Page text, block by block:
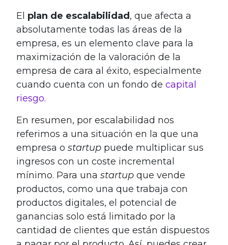
El plan de escalabilidad , que afecta a
absolutamente todas las áreas de la
empresa, es un elemento clave para la
maximización de la valoración de la
empresa de cara al éxito, especialmente
cuando cuenta con un fondo de capital
riesgo.
En resumen, por escalabilidad nos
referimos a una situación en la que una
empresa o startup puede multiplicar sus
ingresos con un coste incremental
mínimo. Para una startup que vende
productos, como una que trabaja con
productos digitales, el potencial de
ganancias solo está limitado por la
cantidad de clientes que están dispuestos